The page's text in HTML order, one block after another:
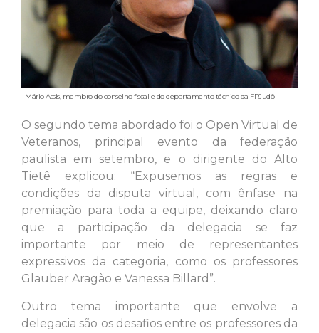
Mário Assis, membro do conselho fiscal e do departamento técnico da FPJudô
O segundo tema abordado foi o Open Virtual de
Veteranos, principal evento da federação
paulista em setembro, e o dirigente do Alto
Tietê explicou: “Expusemos as regras e
condições da disputa virtual, com ênfase na
premiação para toda a equipe, deixando claro
que a participação da delegacia se faz
importante por meio de representantes
expressivos da categoria, como os professores
Glauber Aragão e Vanessa Billard”.
Outro tema importante que envolve a
delegacia são os desafios entre os professores da